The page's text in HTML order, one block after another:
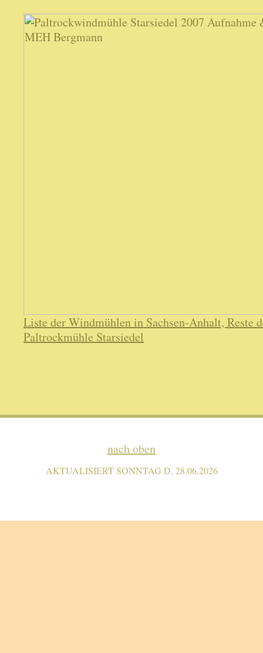
Liste der Windmühlen in Sachsen-Anhalt, Reste
Paltrockmühle Starsiedel
nach oben
AKTUALISIERT SONNTAG D. 28.06.2026